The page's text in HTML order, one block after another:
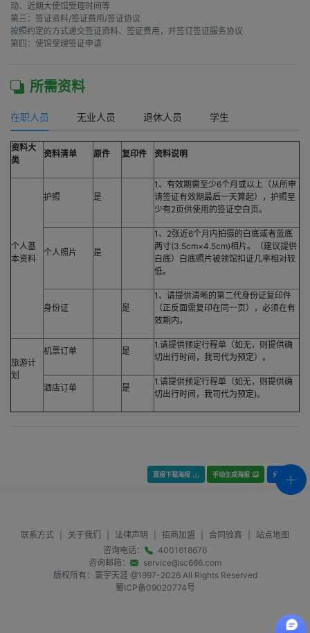
动、近期大使馆受理时间等
第三：签证资料/签证费用/签证协议
按照约定的方式递交签证资料、签证费用，并签订签证服务协议
第四：使馆受理签证申请
所需资料
在职人员 无业人员 退休人员 学生
资料大
类
资料清单 原件 复印件 资料说明
个人基
本资料
护照 是
1、有效期需至少6个月或以上（从所申
请签证有效期最后一天算起），护照至
少有2页供使用的签证空白页。
个人照片 是
1、2张近6个月内拍摄的白底或者蓝底
两寸(3.5cm×4.5cm)相片。（建议提供
白底）白底照片被领馆扣证几率相对较
低。
身份证 是
1、请提供清晰的第二代身份证复印件
（正反面需复印在同一页），必须在有
效期内。
旅游计
划
机票订单 是
1.请提供预定行程单（如无，则提供确
切出行时间，我司代为预定）。
酒店订单 是
1.请提供预定行程单（如无，则提供确
切出行时间，我司代为预定)。
直接下载海报 手动生成海报 分享
联系方式 关于我们 法律声明 招商加盟 合同验真
站点地图
咨询电话：
4001618676
咨询邮箱：
service@sc666.com
版权所有：寰宇天涯 @1997-2026All Rights Reserved
蜀ICP备09020774号